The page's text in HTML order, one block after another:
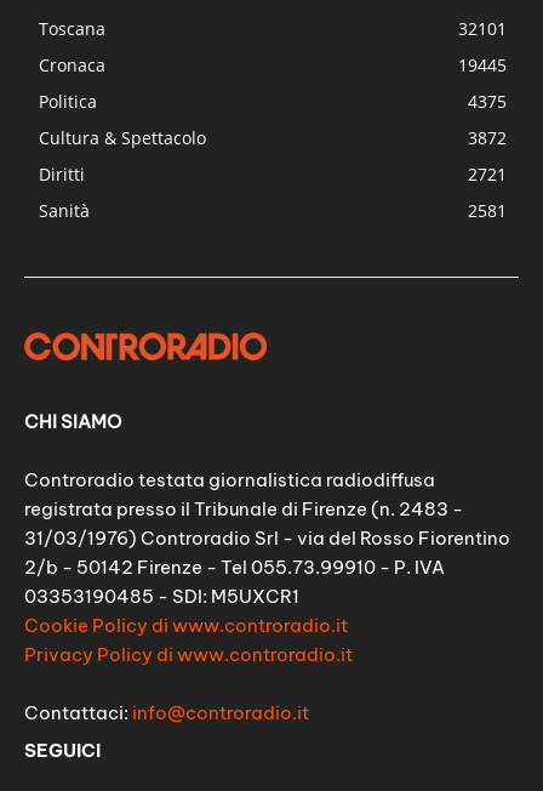
Toscana
32101
Cronaca
19445
Politica
4375
Cultura & Spettacolo
3872
Diritti
2721
Sanità
2581
CHI SIAMO
Controradio testata giornalistica radiodiffusa
registrata presso il Tribunale di Firenze (n. 2483 -
31/03/1976) Controradio Srl - via del Rosso Fiorentino
2/b - 50142 Firenze - Tel 055.73.99910 - P. IVA
03353190485 - SDI: M5UXCR1
Cookie Policy di www.controradio.it
Privacy Policy di www.controradio.it
Contattaci: info@controradio.it
SEGUICI